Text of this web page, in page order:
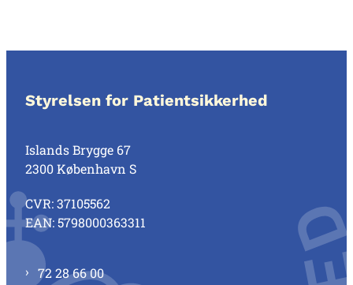
Styrelsen for Patientsikkerhed
Islands Brygge 67
2300 København S
CVR: 37105562
EAN: 5798000363311
72 28 66 00